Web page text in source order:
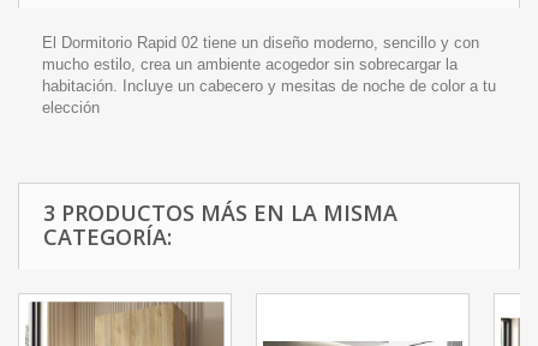
El Dormitorio Rapid 02 tiene un diseño moderno, sencillo y con
mucho estilo, crea un ambiente acogedor sin sobrecargar la
habitación. Incluye un cabecero y mesitas de noche de color a tu
elección
3 PRODUCTOS MÁS EN LA MISMA
CATEGORÍA: